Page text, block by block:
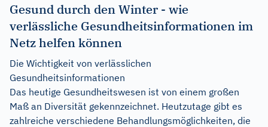
Gesund durch den Winter - wie
verlässliche Gesundheitsinformationen im
Netz helfen können
Die Wichtigkeit von verlässlichen
Gesundheitsinformationen
Das heutige Gesundheitswesen ist von einem großen
Maß an Diversität gekennzeichnet. Heutzutage gibt es
zahlreiche verschiedene Behandlungsmöglichkeiten, die